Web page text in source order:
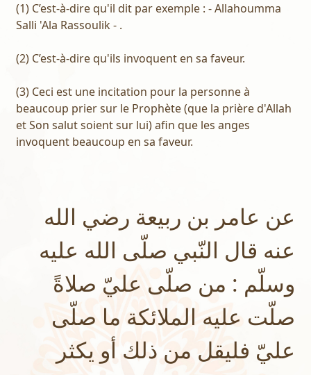
(1) C’est-à-dire qu'il dit par exemple : - Allahoumma
Salli 'Ala Rassoulik - .
(2) C’est-à-dire qu'ils invoquent en sa faveur.
(3) Ceci est une incitation pour la personne à
beaucoup prier sur le Prophète (que la prière d'Allah
et Son salut soient sur lui) afin que les anges
invoquent beaucoup en sa faveur.
عن عامر بن ربيعة رضي الله
عنه قال النّبي صلّى الله عليه
وسلّم : من صلّى عليّ صلاةً
صلّت عليه الملائكة ما صلّى
عليّ فليقل من ذلك أو يكثر